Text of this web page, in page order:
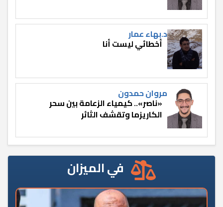
د.بهاء عمار
أخطائي ليست أنا
مروان حمدون
«ناصر».. كيمياء الزعامة بين سحر
الكاريزما وتقشف الثائر
في الميزان